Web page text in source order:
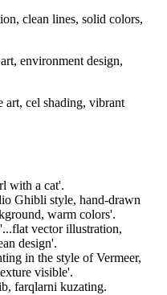
clean lines, solid colors,
environment design,
art, cel shading, vibrant
with a cat'.
Ghibli style, hand-drawn
warm colors'.
vector illustration,
design'.
in the style of Vermeer,
visible'.
farqlarni kuzating.